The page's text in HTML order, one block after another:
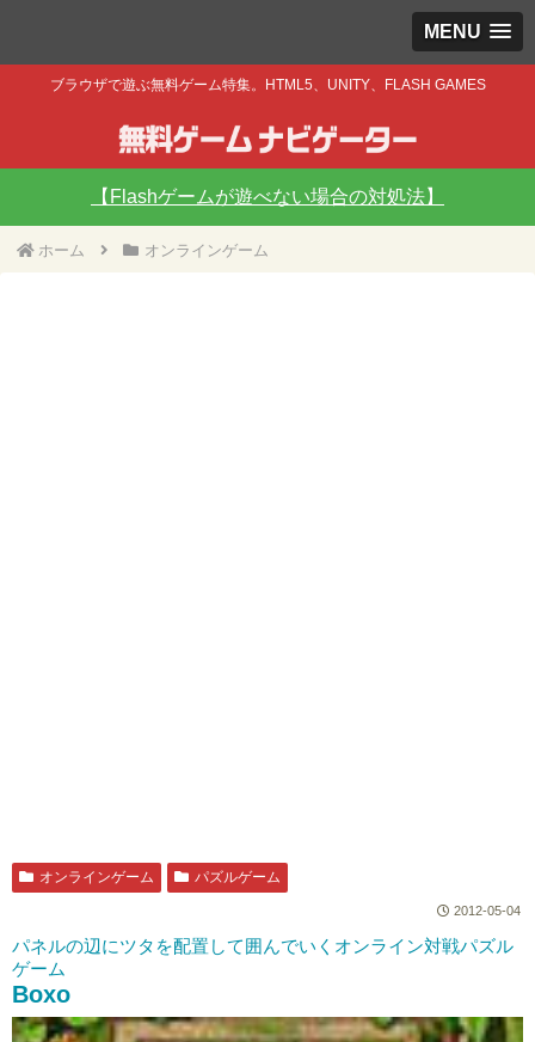
MENU
ブラウザで遊ぶ無料ゲーム特集。HTML5、UNITY、FLASH GAMES
【Flashゲームが遊べない場合の対処法】
ホーム オンラインゲーム
オンラインゲーム パズルゲーム
2012-05-04
パネルの辺にツタを配置して囲んでいくオンライン対戦パズル
ゲーム
Boxo